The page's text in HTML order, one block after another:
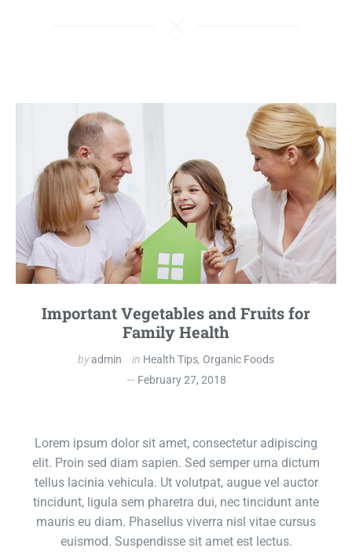
Important Vegetables and Fruits for
Family Health
byadmin in Health Tips, Organic Foods
February 27, 2018
Lorem ipsum dolor sit amet, consectetur adipiscing
elit. Proin sed diam sapien. Sed semper urna dictum
tellus lacinia vehicula. Ut volutpat, augue vel auctor
tincidunt, ligula sem pharetra dui, nec tincidunt ante
mauris eu diam. Phasellus viverra nisl vitae cursus
euismod. Suspendisse sit amet est lectus.